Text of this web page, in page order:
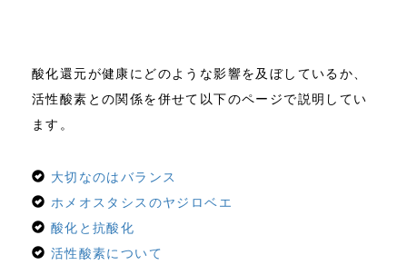
酸化還元が健康にどのような影響を及ぼしているか、
活性酸素との関係を併せて以下のページで説明してい
ます。
大切なのはバランス
ホメオスタシスのヤジロベエ
酸化と抗酸化
活性酸素について